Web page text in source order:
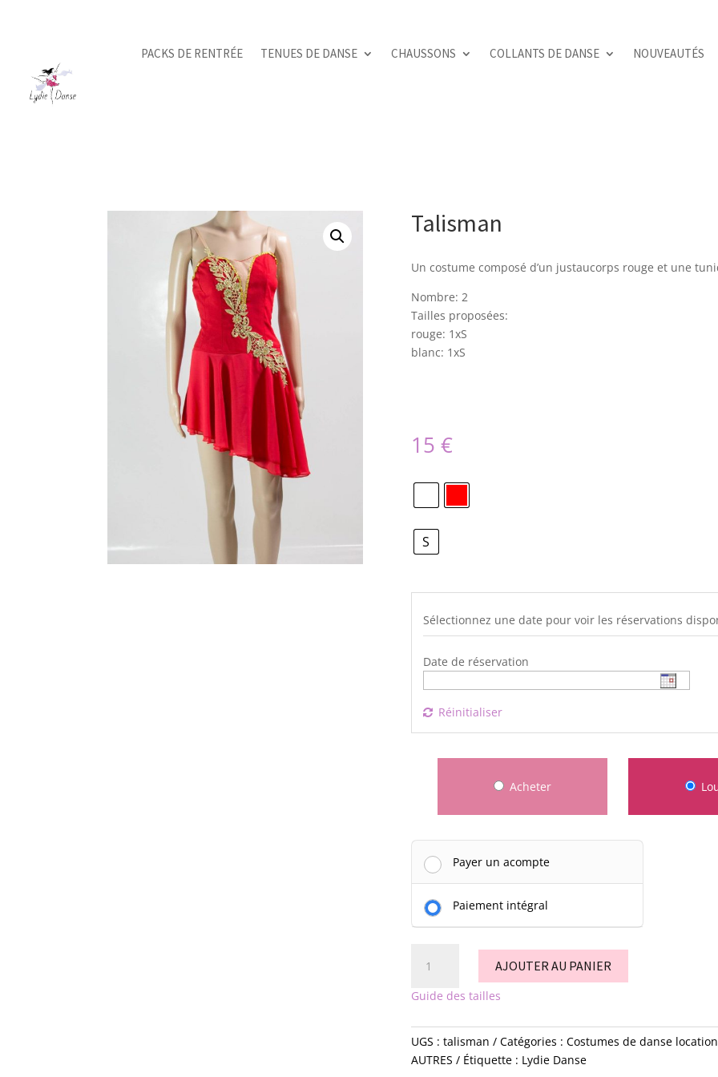
PACKS DE RENTRÉE TENUES DE DANSE CHAUSSONS COLLANTS DE DANSE NOUVEAUTÉS
Talisman
Un costume composé d’un justaucorps rouge et une
Nombre: 2
Tailles proposées:
rouge: 1xS
blanc: 1xS
15 €
S
Sélectionnez une date pour voir les réservations
Date de réservation
Réinitialiser
Acheter
Payer un acompte
Paiement intégral
Talisman
AJOUTER AU PANIER
Guide des tailles
UGS : talisman Catégories : Costumes de danse
AUTRES
Étiquette : Lydie Danse